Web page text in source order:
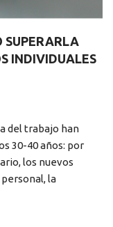
SUPERARLA
INDIVIDUALES
del trabajo han
30-40 años: por
los nuevos
la